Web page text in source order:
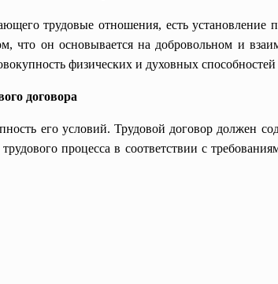
трудовые отношения, есть установление
что он основывается на добровольном и
физических и духовных способностей
договора
его условий. Трудовой договор должен
процесса в соответствии с